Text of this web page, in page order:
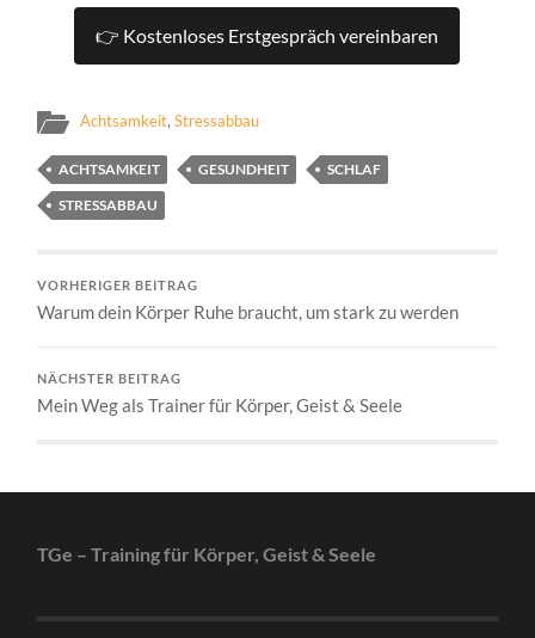
👉 Kostenloses Erstgespräch vereinbaren
Achtsamkeit,Stressabbau
ACHTSAMKEIT GESUNDHEIT
SCHLAF
STRESSABBAU
VORHERIGER BEITRAG
Warum dein Körper Ruhe braucht, um stark zu werden
NÄCHSTER BEITRAG
Mein Weg als Trainer für Körper, Geist & Seele
TGe – Training für Körper, Geist & Seele